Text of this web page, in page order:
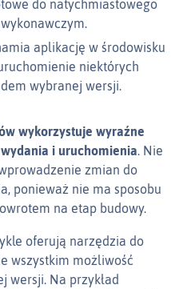
do natychmiastowego
aplikację w środowisku
niektórych
wybranej wersji.
wykorzystuje wyraźne
i uruchomienia . Nie
zmian do
ponieważ nie ma sposobu
na etap budowy.
oferują narzędzia do
wszystkim możliwość
wersji. Na przykład